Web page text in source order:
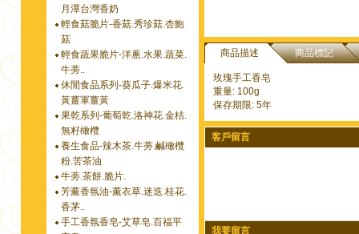
月潭台灣香奶
輕食菇脆片-香菇.秀珍菇.杏鮑
菇
輕食蔬果脆片-洋蔥.水果.蔬菜.
牛蒡..
休閒食品系列-葵瓜子.爆米花.
黃薑軍薑黃
果乾系列-葡萄乾.洛神花.金桔.
無籽橄欖
養生食品-辣木茶.牛蒡.鹹橄欖
粉.苦茶油
牛蒡.茶餅.脆片.
芳薰香氛油-薰衣草.迷迭.桂花.
香茅..
手工香氛香皂-艾草皂.百福平
商品描述 商品標記
玫瑰手工香皂
重量: 100g
保存期限: 5年
客戶留言
我要留言